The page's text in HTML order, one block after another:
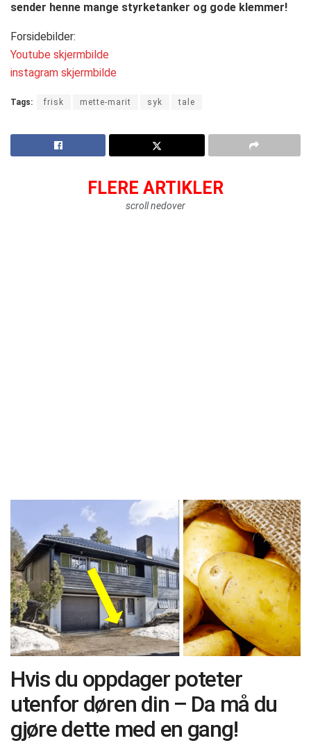
sender henne mange styrketanker og gode klemmer!
Forsidebilder:
Youtube skjermbilde
instagram skjermbilde
Tags: frisk mette-marit syk tale
FLERE ARTIKLER
scroll nedover
Hvis du oppdager poteter
utenfor døren din – Da må du
gjøre dette med en gang!